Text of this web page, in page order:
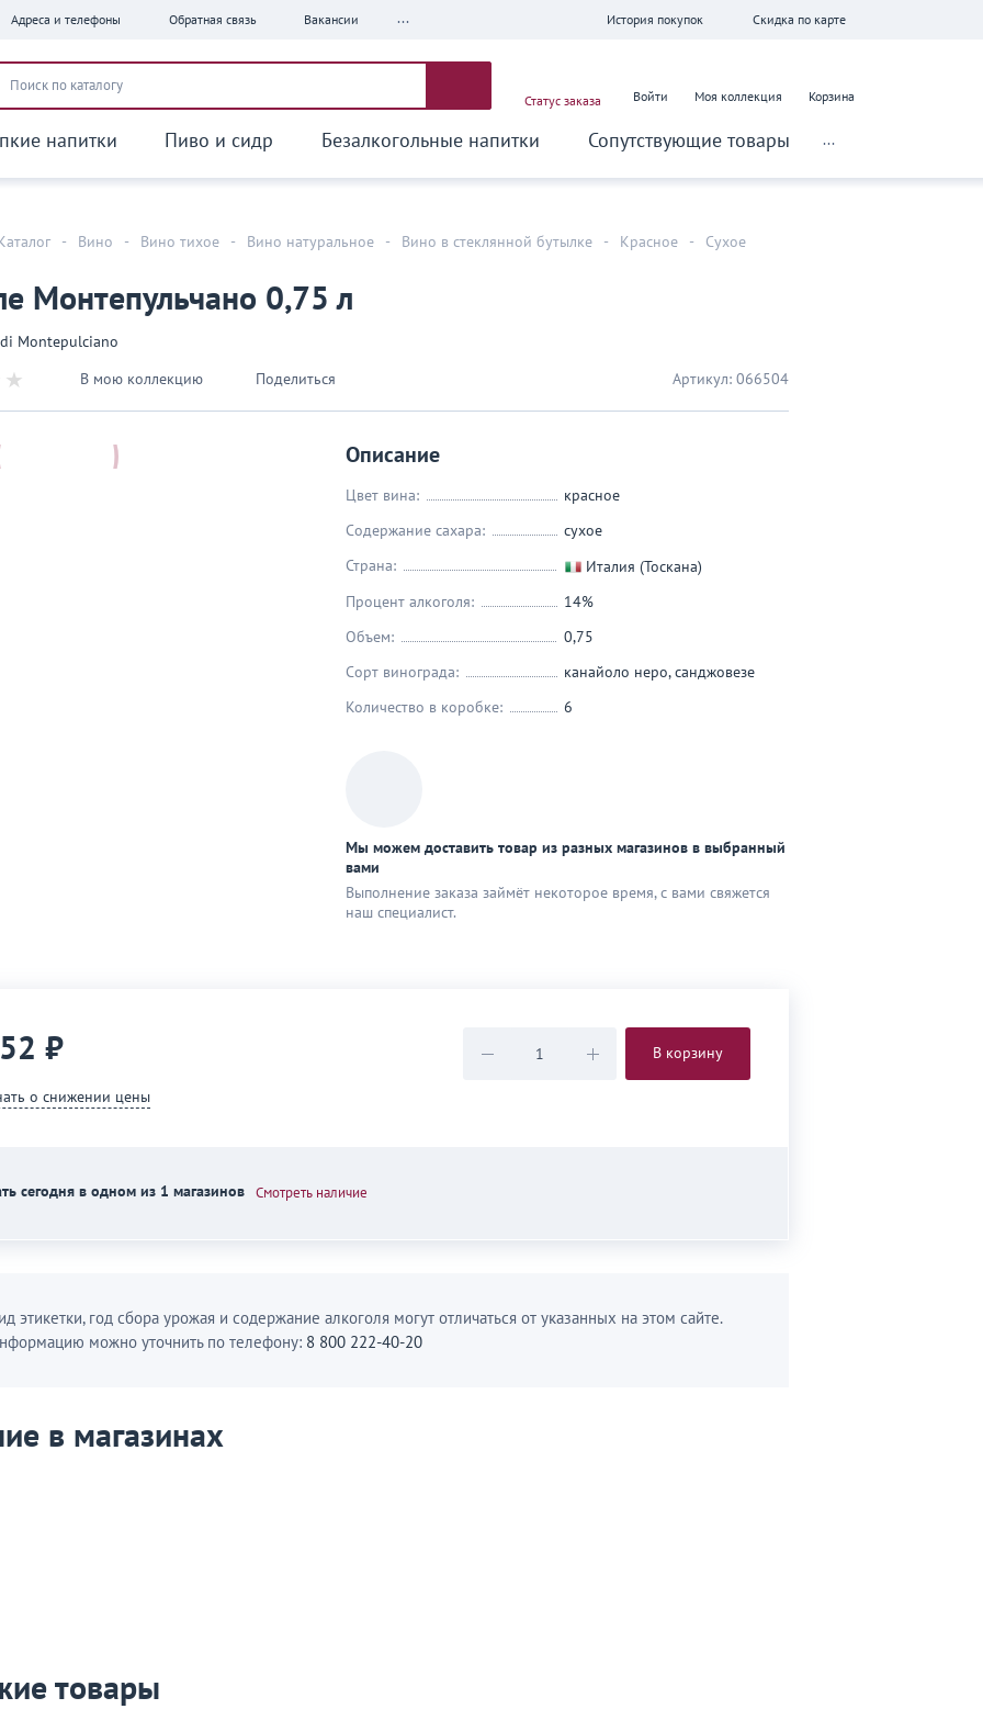
Адреса и телефоны Обратная связь Вакансии ... История покупок Скидка по карте
Статус заказа Войти Моя коллекция Корзина
напитки Пиво и сидр Безалкогольные напитки Сопутствующие товары ...
- Вино - Вино тихое - Вино натуральное - Вино в стеклянной бутылке - Красное - Сухое
Монтепульчано 0,75 л
Montepulciano
В мою коллекцию
Поделиться Артикул: 066504
Описание
Цвет вина:
красное
Содержание сахара:
сухое
Страна:
Италия (Тоскана)
Процент алкоголя:
14%
Объем:
0,75
Сорт винограда:
канайоло неро,санджовезе
Количество в коробке:
6
Мы можем доставить товар из разных магазинов в выбранный
вами
Выполнение заказа займёт некоторое время, с вами свяжется
наш специaлист.
₽
о снижении цены
В корзину
сегодня в одном из 1 магазинов Смотреть наличие
этикетки, год сбора урожая и содержание алкоголя могут отличаться от указанных на этом сайте.
можно уточнить по телефону: 8 800 222-40-20
в магазинах
товары